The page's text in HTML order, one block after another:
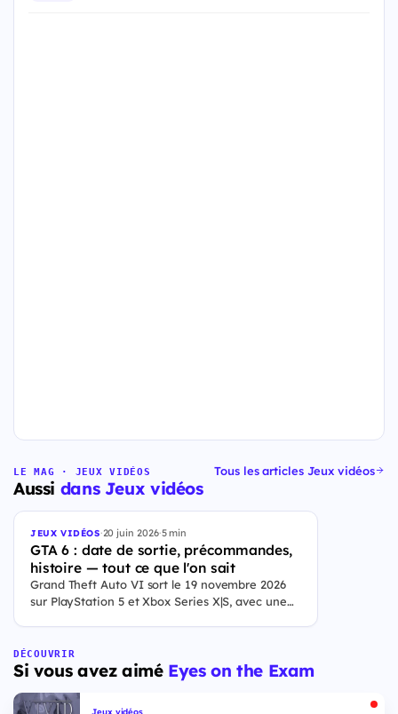
LE MAG · JEUX VIDÉOS
Aussi dans Jeux vidéos
Tous les articles Jeux vidéos
JEUX VIDÉOS·20 juin 2026·5 min
GTA 6 : date de sortie, précommandes,
histoire — tout ce que l'on sait
Grand Theft Auto VI sort le 19 novembre 2026
sur PlayStation 5 et Xbox Series X|S, avec une
Floride, et sa ville Vice City. Il met en scène
pour la première fois un duo de protagonistes
jouables, Jason et Lucia, cette dernière étant la
première héroïne jouable d'un GTA principal.
DÉCOUVRIR
Si vous avez aimé Eyes on the Exam
Jeux vidéos